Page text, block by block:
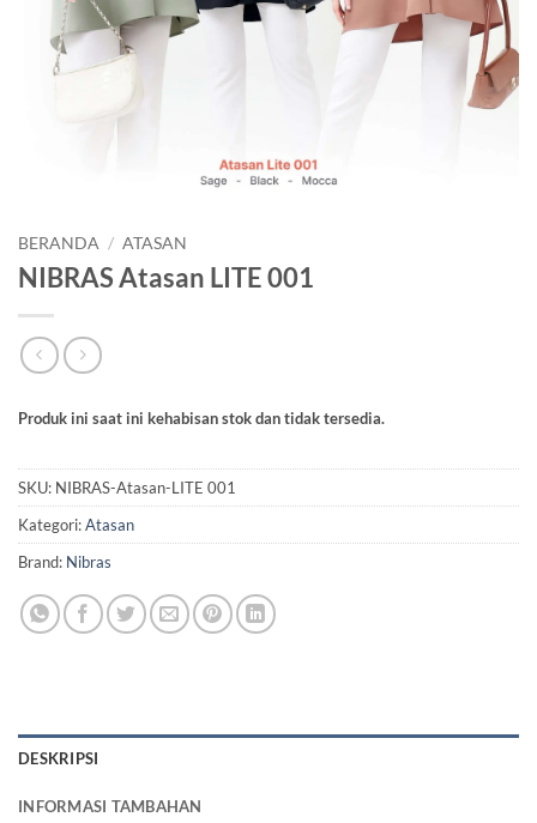
BERANDA / ATASAN
NIBRAS Atasan LITE 001
Produk ini saat ini kehabisan stok dan tidak tersedia.
SKU: NIBRAS-Atasan-LITE 001
Kategori:Atasan
Brand: Nibras
DESKRIPSI
INFORMASI TAMBAHAN